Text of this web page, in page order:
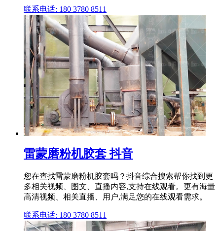
联系电话: 180 3780 8511
雷蒙磨粉机胶套 抖音
您在查找雷蒙磨粉机胶套吗？抖音综合搜索帮你找到更
多相关视频、图文、直播内容,支持在线观看。更有海量
高清视频、相关直播、用户,满足您的在线观看需求。
联系电话: 180 3780 8511